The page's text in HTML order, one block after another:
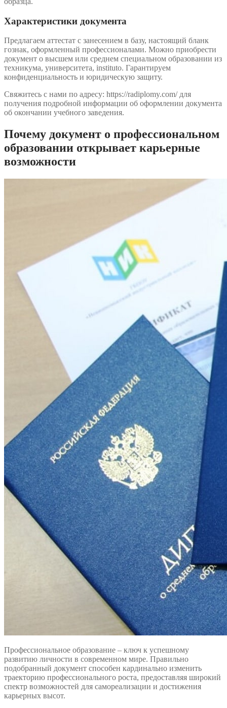
Характеристики документа
Предлагаем аттестат с занесением в базу, настоящий бланк
гознак, оформленный профессионалами. Можно приобрести
документ о высшем или среднем специальном образовании из
техникума, университета, instituto. Гарантируем
конфиденциальность и юридическую защиту.
Свяжитесь с нами по адресу: https://radiplomy.com/ для
получения подробной информации об оформлении документа
об окончании учебного заведения.
Почему документ о профессиональном
образовании открывает карьерные
возможности
Профессиональное образование – ключ к успешному
развитию личности в современном мире. Правильно
подобранный документ способен кардинально изменить
траекторию профессионального роста, предоставляя широкий
спектр возможностей для самореализации и достижения
карьерных высот.